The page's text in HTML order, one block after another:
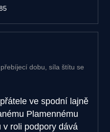
dobu, síla štítu se
ve spodní lajně
Plamennému
roli podpory dává